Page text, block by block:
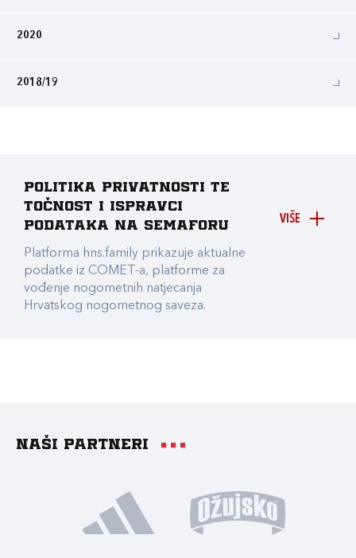
2020
2018/19
VIŠE
Politika privatnosti te
točnost i ispravci
podataka na Semaforu
Platforma hns.family prikazuje aktualne
podatke iz COMET-a, platforme za
vođenje nogometnih natjecanja
Hrvatskog nogometnog saveza.
Naši partneri